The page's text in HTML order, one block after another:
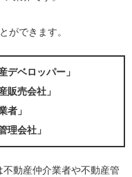
ができます。
デベロッパー」
販売会社」
者」
理会社」
動産仲介業者や不動産管